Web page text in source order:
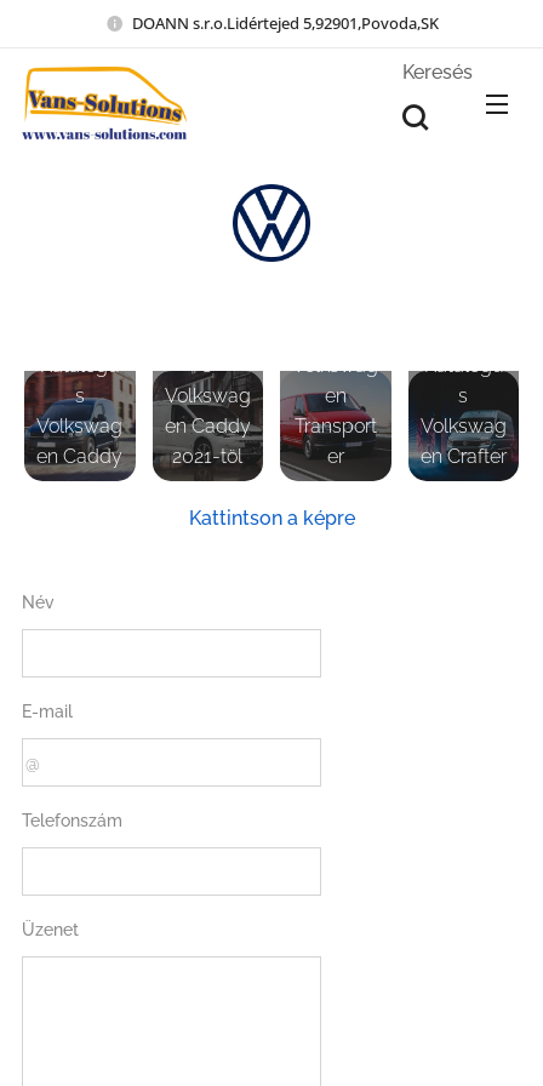
DOANN s.r.o.Lidértejed 5,92901,Povoda,SK
Keresés
Katalógu
s
Volkswag
en Caddy
s
Volkswag
en Caddy
2021-töl
Volkswag
en
Transport
er
Katalógu
s
Volkswag
en Crafter
Kattintson a képre
Név
E-mail
Telefonszám
Üzenet